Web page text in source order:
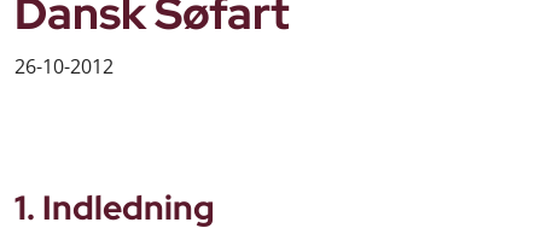
Dansk Søfart
26-10-2012
1. Indledning